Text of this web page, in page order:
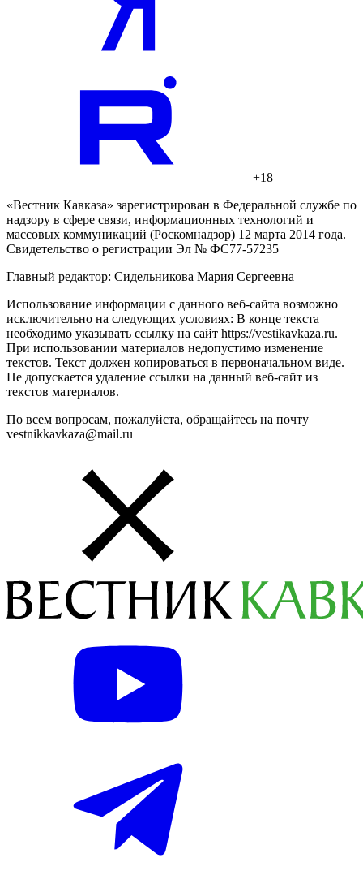
+18
«Вестник Кавказа» зарегистрирован в Федеральной службе по
надзору в сфере связи, информационных технологий и
массовых коммуникаций (Роскомнадзор) 12 марта 2014 года.
Свидетельство о регистрации Эл № ФС77-57235
Главный редактор: Сидельникова Мария Сергеевна
Использование информации с данного веб-сайта возможно
исключительно на следующих условиях: В конце текста
необходимо указывать ссылку на сайт https://vestikavkaza.ru.
При использовании материалов недопустимо изменение
текстов. Текст должен копироваться в первоначальном виде.
Не допускается удаление ссылки на данный веб-сайт из
текстов материалов.
По всем вопросам, пожалуйста, обращайтесь на почту
vestnikkavkaza@mail.ru